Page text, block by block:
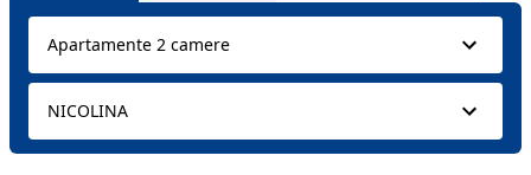
Apartamente 2 camere
NICOLINA